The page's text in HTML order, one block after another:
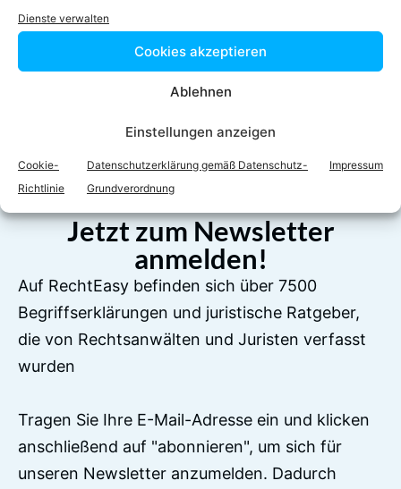
Dienste verwalten
Cookies akzeptieren
Ablehnen
Einstellungen anzeigen
Cookie-
Richtlinie
Datenschutzerklärung gemäß Datenschutz-
Grundverordnung
Impressum
LinkedIn WhatsApp
Jetzt zum Newsletter
anmelden!
Auf RechtEasy befinden sich über 7500
Begriffserklärungen und juristische Ratgeber,
die von Rechtsanwälten und Juristen verfasst
wurden
Tragen Sie Ihre E-Mail-Adresse ein und klicken
anschließend auf "abonnieren", um sich für
unseren Newsletter anzumelden. Dadurch